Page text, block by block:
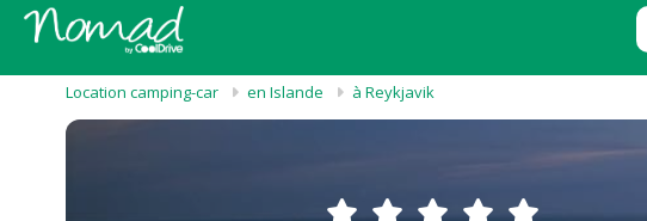
Location camping-car en Islande à Reykjavik